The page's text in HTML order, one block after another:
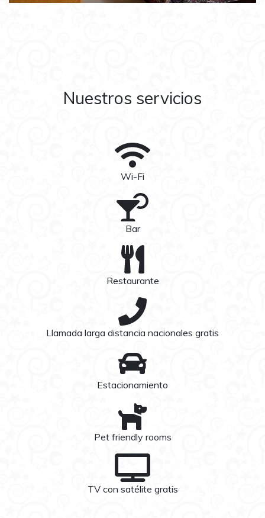
Nuestros servicios
Wi-Fi
Bar
Restaurante
Llamada larga distancia nacionales gratis
Estacionamiento
Pet friendly rooms
TV con satélite gratis